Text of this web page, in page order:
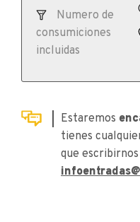
Numero de
consumiciones
incluidas
Estaremos
tienes
que escribirnos